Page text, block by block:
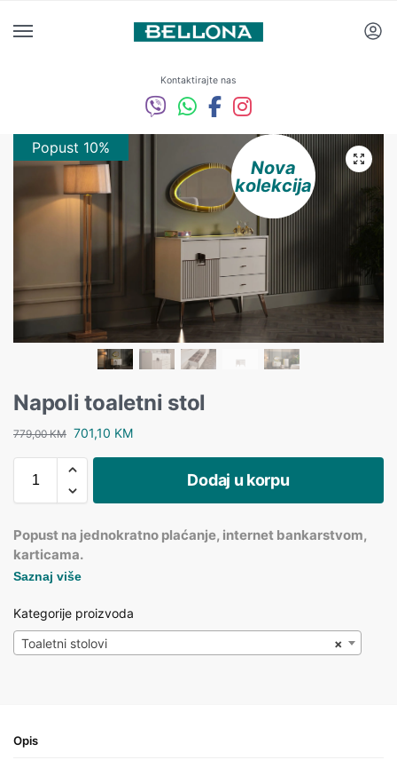
Kontaktirajte nas
Nova
kolekcija
Popust 10%
Napoli toaletni stol
779,00KM 701,10 KM
Dodaj u korpu
Popust na jednokratno plaćanje, internet bankarstvom,
karticama.
Saznaj više
Kategorije proizvoda
×
Toaletni stolovi
Opis